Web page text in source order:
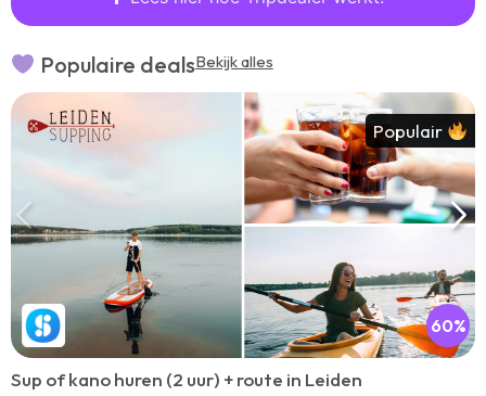
Populaire dealsBekijk alles
Populair
60%
Sup of kano huren (2 uur) + route in Leiden